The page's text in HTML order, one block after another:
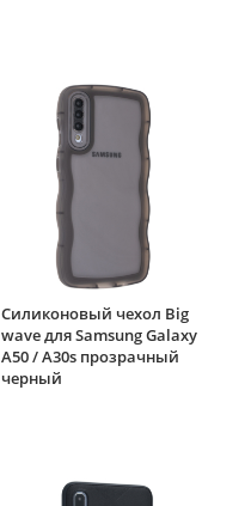
Силиконовый чехол Big
wave для Samsung Galaxy
A50 / A30s прозрачный
черный